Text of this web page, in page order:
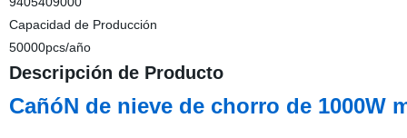
Capacidad de Producción
50000pcs/año
Descripción de Producto
CañóN de nieve de chorro de 1000W